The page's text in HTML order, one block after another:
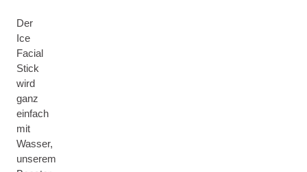
Der
Ice
Facial
Stick
wird
ganz
einfach
mit
Wasser,
unserem